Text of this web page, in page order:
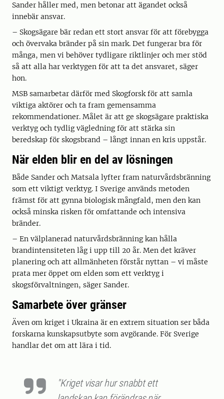
Sander håller med, men betonar att ägandet också
innebär ansvar.
– Skogsägare bär redan ett stort ansvar för att förebygga
och övervaka bränder på sin mark. Det fungerar bra för
många, men vi behöver tydligare riktlinjer och mer stöd
så att alla har verktygen för att ta det ansvaret, säger
hon.
MSB samarbetar därför med Skogforsk för att samla
viktiga aktörer och ta fram gemensamma
rekommendationer. Målet är att ge skogsägare praktiska
verktyg och tydlig vägledning för att stärka sin
beredskap för skogsbrand – långt innan en kris uppstår.
När elden blir en del av lösningen
Både Sander och Matsala lyfter fram naturvårdsbränning
som ett viktigt verktyg. I Sverige används metoden
främst för att gynna biologisk mångfald, men den kan
också minska risken för omfattande och intensiva
bränder.
– En välplanerad naturvårdsbränning kan hålla
brandintensiteten låg i upp till 20 år. Men det kräver
planering och att allmänheten förstår nyttan – vi måste
prata mer öppet om elden som ett verktyg i
skogsförvaltningen, säger Sander.
Samarbete över gränser
Även om kriget i Ukraina är en extrem situation ser båda
forskarna kunskapsutbyte som avgörande. För Sverige
handlar det om att lära i tid.
"Kriget visar hur snabbt ett